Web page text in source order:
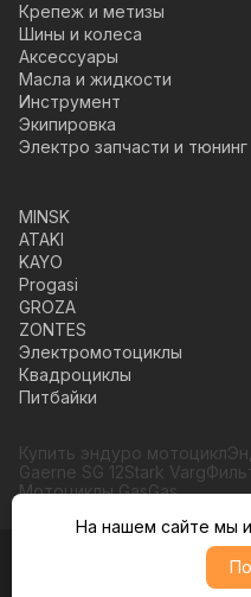
Крепеж и метизы
Шины и колеса
Аксессуары
Масла и жидкости
Инструмент
Экипировка
Электро запчасти и тюнинг
MINSK
ATAKI
KAYO
Progasi
GROZA
ZONTES
Электромотоциклы
Квадроциклы
Питбайки
Купить эндуро мотоцикл
Gaerne SG 12Stark Varg
Мотоциклы GasGas
© Moto365, Все права
Политика обратботки
На нашем сайте мы